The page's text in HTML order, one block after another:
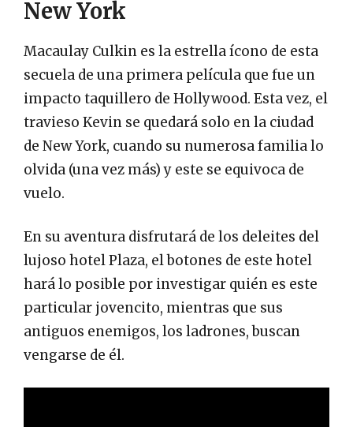
New York
Macaulay Culkin es la estrella ícono de esta
secuela de una primera película que fue un
impacto taquillero de Hollywood. Esta vez, el
travieso Kevin se quedará solo en la ciudad
de New York, cuando su numerosa familia lo
olvida (una vez más) y este se equivoca de
vuelo.
En su aventura disfrutará de los deleites del
lujoso hotel Plaza, el botones de este hotel
hará lo posible por investigar quién es este
particular jovencito, mientras que sus
antiguos enemigos, los ladrones, buscan
vengarse de él.